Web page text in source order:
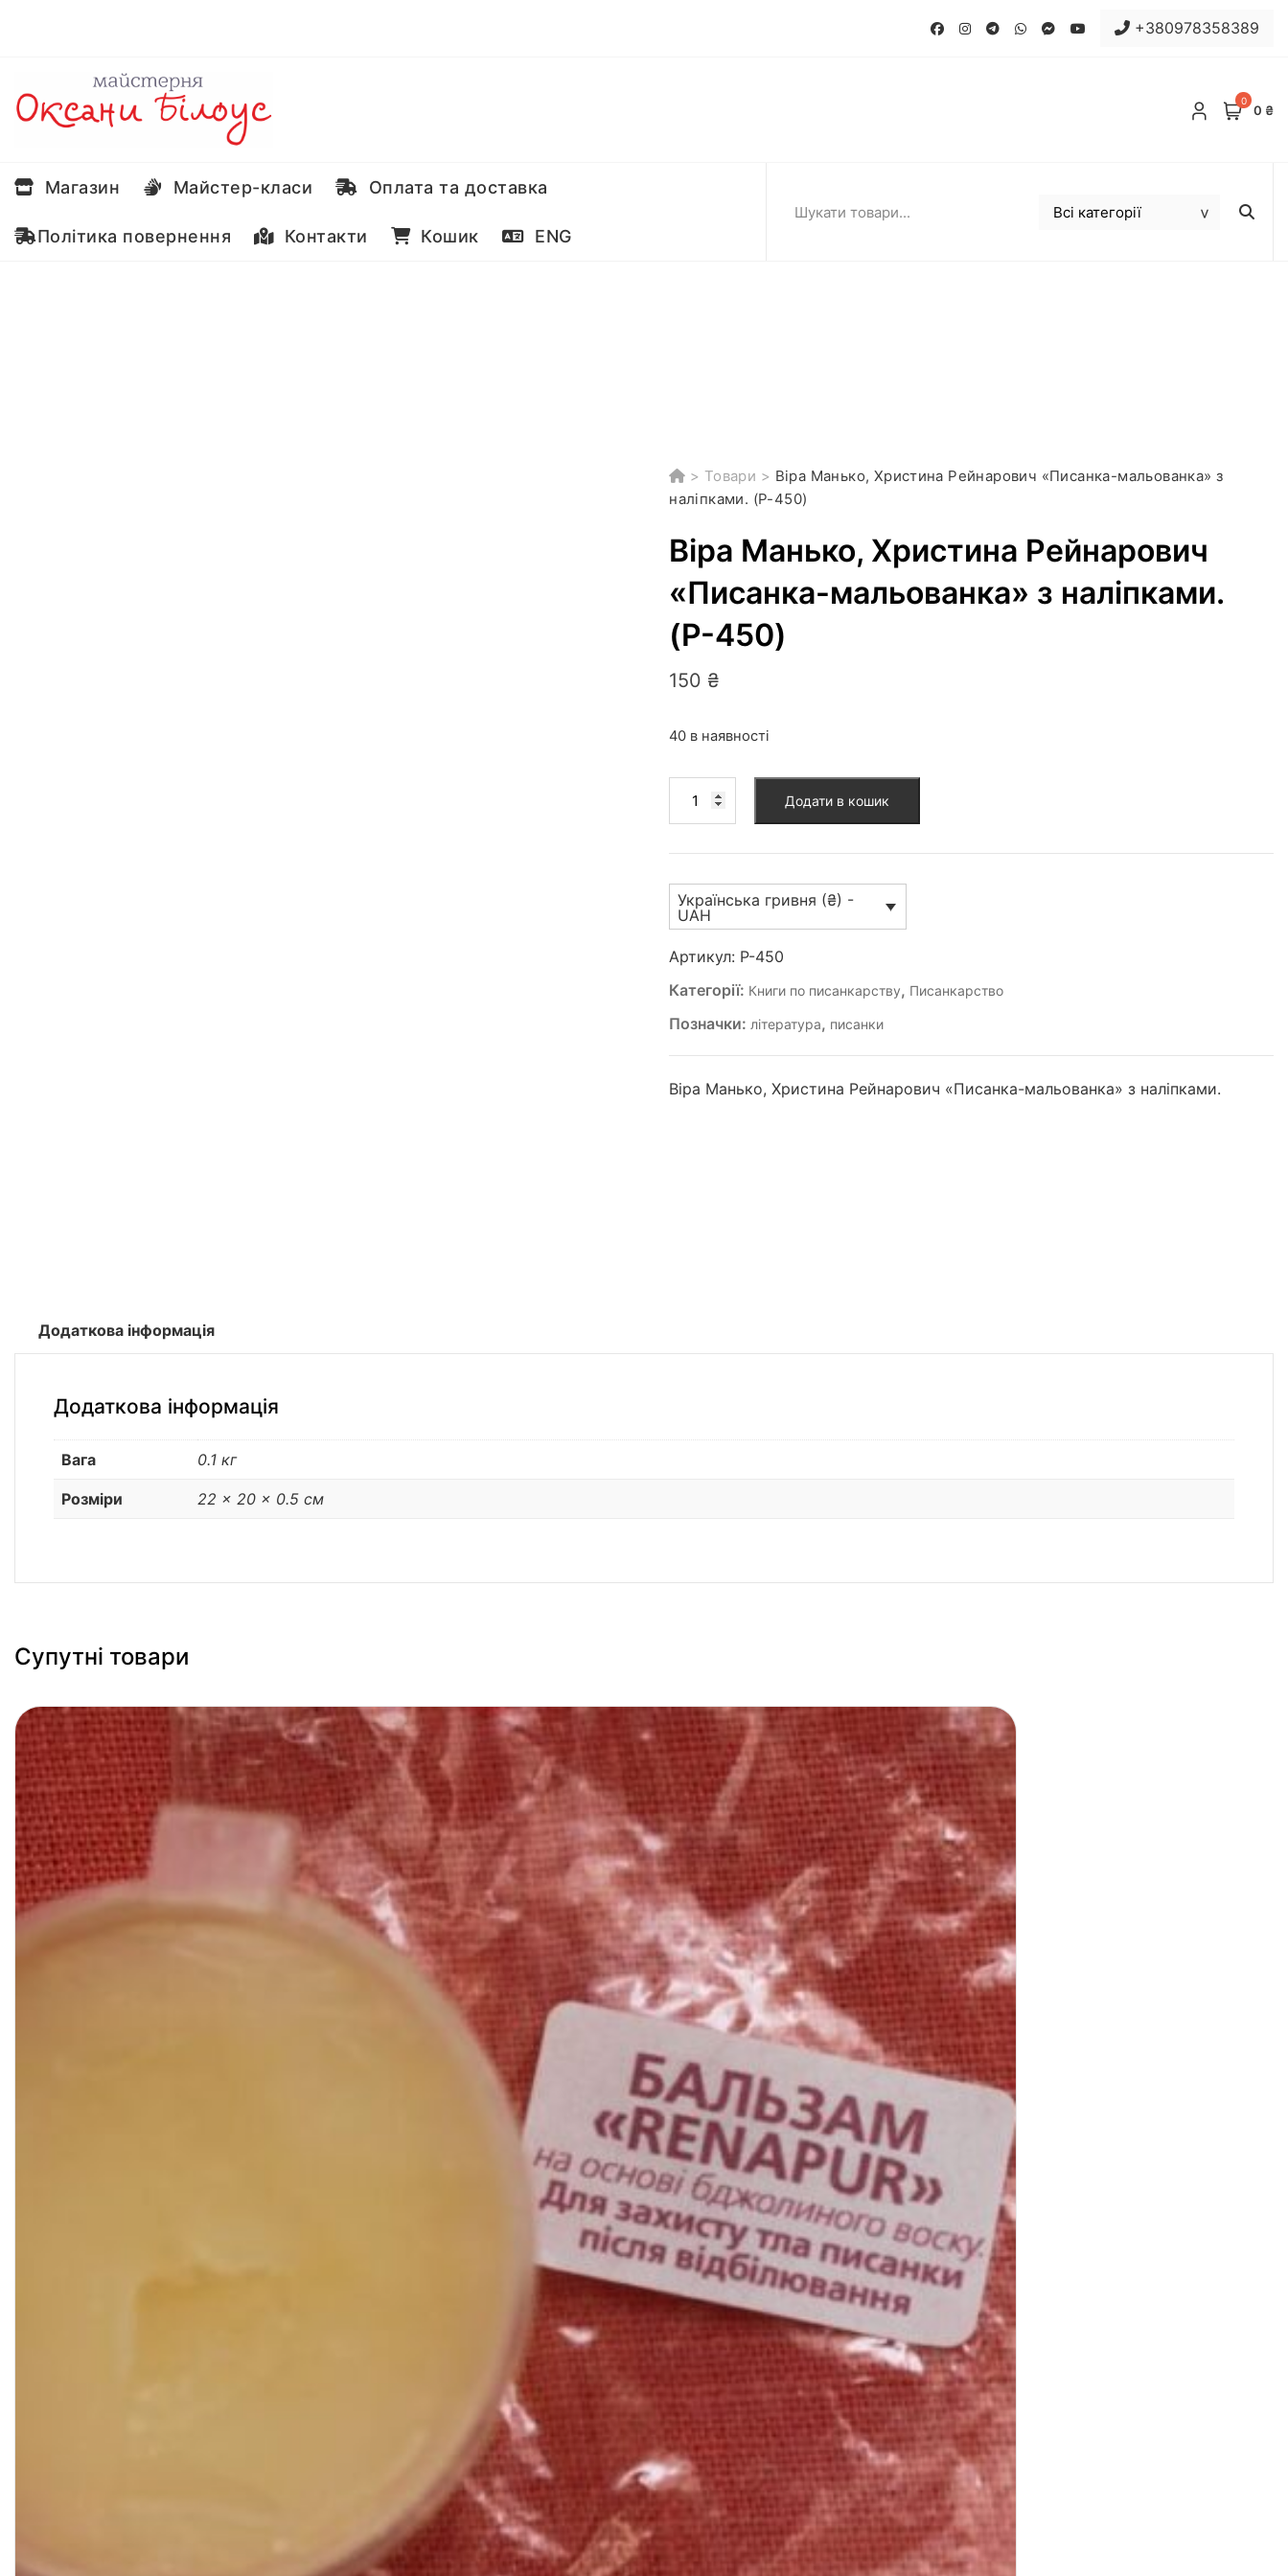
+380978358389
0
0 ₴
Магазин Майстер-класи Оплата та доставка
Політика повернення Контакти Кошик ENG
> Товари > Віра Манько, Христина Рейнарович «Писанка-мальованка» з
наліпками. (P-450)
Віра Манько, Христина Рейнарович
«Писанка-мальованка» з наліпками.
(P-450)
150 ₴
40 в наявності
Манько,
Рейнарович
«Писанка-
мальованка»
з
наліпками.
(P-
450)
кількість
Додати в кошик
Українська гривня (₴) -
UAH
Артикул: P-450
Категорії: Книги по писанкарству, Писанкарство
Позначки:література, писанки
Віра Манько, Христина Рейнарович «Писанка-мальованка» з наліпками.
Додаткова інформація
Додаткова інформація
Вага 0.1 кг
Розміри 22 × 20 × 0.5 см
Супутні товари